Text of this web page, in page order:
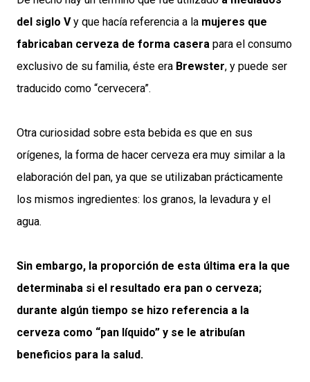
del siglo Vy que hacía referencia a la mujeres que
fabricaban cerveza de forma casera para el consumo
exclusivo de su familia, éste era Brewster, y puede ser
traducido como “cervecera”.
Otra curiosidad sobre esta bebida es que en sus
orígenes, la forma de hacer cerveza era muy similar a la
elaboración del pan, ya que se utilizaban prácticamente
los mismos ingredientes: los granos, la levadura y el
agua.
Sin embargo, la proporción de esta última era la que
determinaba si el resultado era pan o cerveza;
durante algún tiempo se hizo referencia a la
cerveza como “pan líquido” y se le atribuían
beneficios para la salud.